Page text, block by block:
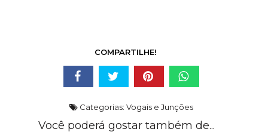
COMPARTILHE!
Categorias: Vogais e Junções
Você poderá gostar também de...